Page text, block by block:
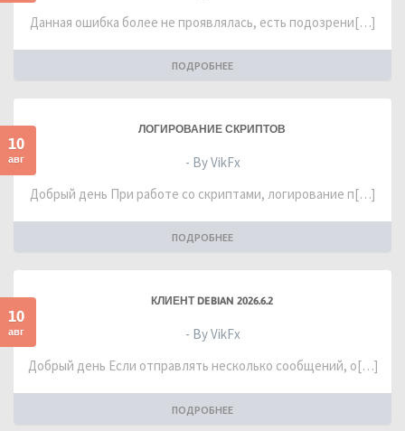
Данная ошибка более не проявлялась, есть подозрени[…]
ПОДРОБНЕЕ
10
авг
ЛОГИРОВАНИЕ СКРИПТОВ
- By VikFx
Добрый день При работе со скриптами, логирование п[…]
ПОДРОБНЕЕ
10
авг
КЛИЕНТ DEBIAN 2026.6.2
- By VikFx
Добрый день Если отправлять несколько сообщений, о[…]
ПОДРОБНЕЕ